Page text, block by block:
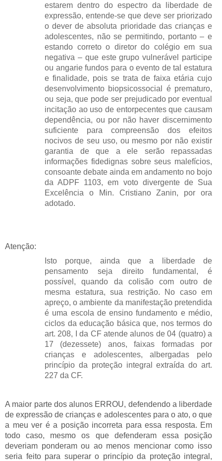
estarem dentro do espectro da liberdade de
expressão, entende-se que deve ser priorizado
o dever de absoluta prioridade das crianças e
adolescentes, não se permitindo, portanto – e
estando correto o diretor do colégio em sua
negativa – que este grupo vulnerável participe
ou angarie fundos para o evento de tal estatura
e finalidade, pois se trata de faixa etária cujo
desenvolvimento biopsicossocial é prematuro,
ou seja, que pode ser prejudicado por eventual
incitação ao uso de entorpecentes que causam
dependência, ou por não haver discernimento
suficiente para compreensão dos efeitos
nocivos de seu uso, ou mesmo por não existir
garantia de que a ele serão repassadas
informações fidedignas sobre seus malefícios,
consoante debate ainda em andamento no bojo
da ADPF 1103, em voto divergente de Sua
Excelência o Min. Cristiano Zanin, por ora
adotado.
Atenção:
Isto porque, ainda que a liberdade de
pensamento seja direito fundamental, é
possível, quando da colisão com outro de
mesma estatura, sua restrição. No caso em
apreço, o ambiente da manifestação pretendida
é uma escola de ensino fundamento e médio,
ciclos da educação básica que, nos termos do
art. 208, I da CF atende alunos de 04 (quatro) a
17 (dezessete) anos, faixas formadas por
crianças e adolescentes, albergadas pelo
princípio da proteção integral extraída do art.
227 da CF.
A maior parte dos alunos ERROU, defendendo a liberdade
de expressão de crianças e adolescentes para o ato, o que
a meu ver é a posição incorreta para essa resposta. Em
todo caso, mesmo os que defenderam essa posição
deveriam ponderam ou ao menos mencionar como isso
seria feito para superar o princípio da proteção integral,